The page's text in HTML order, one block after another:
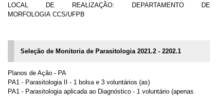
LOCAL DE REALIZAÇÃO: DEPARTAMENTO DE
MORFOLOGIA CCS/UFPB
Seleção de Monitoria de Parasitologia 2021.2 - 2202.1
Planos de Ação - PA
PA1 - Parasitologia II - 1 bolsa e 3 voluntários (as)
PA1 - Parasitologia aplicada ao Diagnóstico - 1 voluntário (apenas